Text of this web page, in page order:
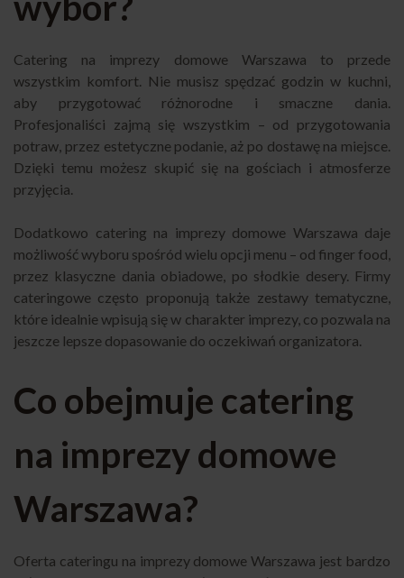
Catering na imprezy domowe Warszawa to przede
wszystkim komfort. Nie musisz spędzać godzin w kuchni,
aby przygotować różnorodne i smaczne dania.
Profesjonaliści zajmą się wszystkim – od przygotowania
potraw, przez estetyczne podanie, aż po dostawę na miejsce.
Dzięki temu możesz skupić się na gościach i atmosferze
przyjęcia.
Dodatkowo catering na imprezy domowe Warszawa daje
możliwość wyboru spośród wielu opcji menu – od finger food,
przez klasyczne dania obiadowe, po słodkie desery. Firmy
cateringowe często proponują także zestawy tematyczne,
które idealnie wpisują się w charakter imprezy, co pozwala na
jeszcze lepsze dopasowanie do oczekiwań organizatora.
Co obejmuje catering
na imprezy domowe
Warszawa?
Oferta cateringu na imprezy domowe Warszawa jest bardzo